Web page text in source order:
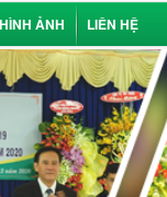
HÌNH ẢNH LIÊN HỆ